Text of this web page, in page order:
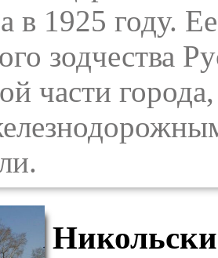
в 1925 году.
зодчества
части